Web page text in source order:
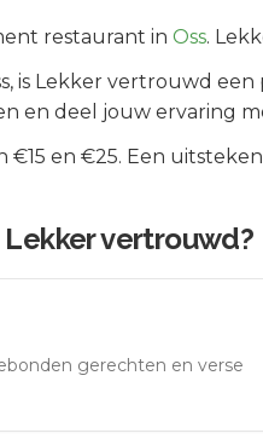
restaurant in Oss.
, is Lekker vertrouwd een
en deel jouw ervaring
en €25. Een
Lekker vertrouwd?
gerechten en verse